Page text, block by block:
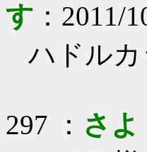
す ： 2011/
ハドル
297 ： さよ